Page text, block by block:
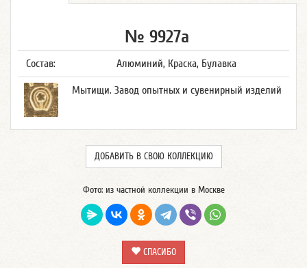
№ 9927а
Состав: Алюминий, Краска, Булавка
Мытищи. Завод опытных и сувенирный изделий
ДОБАВИТЬ В СВОЮ КОЛЛЕКЦИЮ
Фото: из частной коллекции в Москве
СПАСИБО